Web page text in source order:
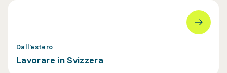
Dall'estero
Lavorare in Svizzera